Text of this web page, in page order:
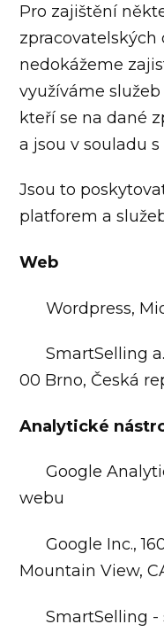
Pro zajištění
zpracovatelských
nedokážeme
využíváme
kteří se na dané
a jsou v souladu s
Jsou to
platforem a
Web
Wordpress,
SmartSelling
00 Brno, Česká
Analytické
Google
webu
Google Inc.,
Mountain View,
SmartSelling -